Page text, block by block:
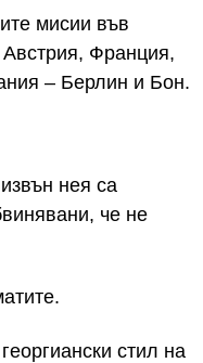
мисии във
Франция,
– Берлин и Бон.
нея са
че не
стил на